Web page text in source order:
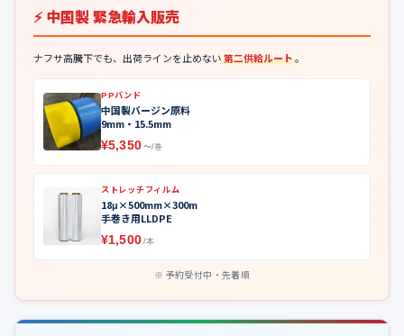
⚡ 中国製 緊急輸入販売
ナフサ高騰下でも、出荷ラインを止めない第二供給ルート。
PPバンド
中国製バージン原料
9mm・15.5mm
¥5,350 〜/巻
ストレッチフィルム
18μ×500mm×300m
手巻き用LLDPE
¥1,500 /本
予約受付中・先着順